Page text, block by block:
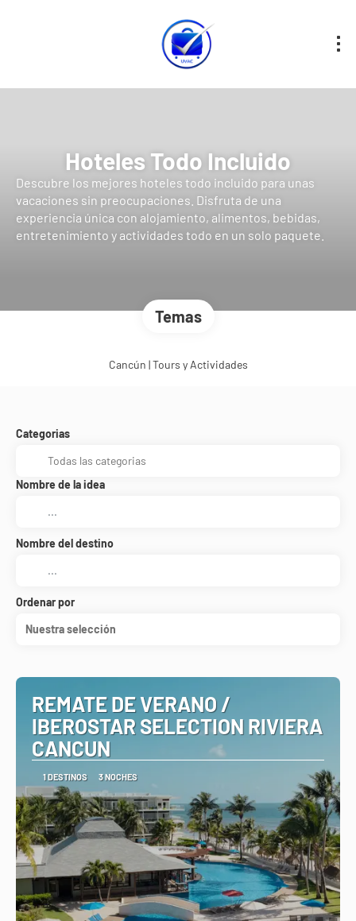
Hoteles Todo Incluido
Descubre los mejores hoteles todo incluido para unas
vacaciones sin preocupaciones. Disfruta de una
experiencia única con alojamiento, alimentos, bebidas,
entretenimiento y actividades todo en un solo paquete.
Temas
Cancún | Tours y Actividades
Categorias
Nombre de la idea
Nombre del destino
Ordenar por
Nuestra selección
REMATE DE VERANO /
IBEROSTAR SELECTION RIVIERA
CANCUN
1 DESTINOS 3 NOCHES